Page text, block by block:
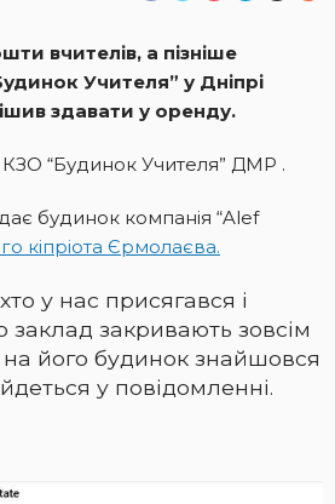
вчителів, а пізніше
Учителя” у Дніпрі
здавати у оренду.
КЗО “Будинок Учителя” ДМР .
будинок компанія “Alef
кіпріота Єрмолаєва.
у нас присягався і
закривають зовсім
його будинок знайшовся
у повідомленні.